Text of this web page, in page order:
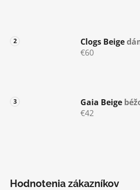
Clogs Beige
€60
Gaia Beige
€42
Hodnotenia zákazníkov